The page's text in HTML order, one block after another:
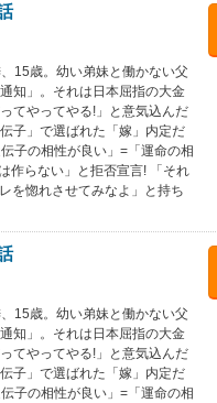
15歳。幼い弟妹と働かない父
知」。それは日本屈指の大金
てやってやる!」と意気込んだ
子」で選ばれた「嫁」内定だ
子の相性が良い」=「運命の相
作らない」と拒否宣言! 「それ
を惚れさせてみなよ」と持ち
15歳。幼い弟妹と働かない父
知」。それは日本屈指の大金
てやってやる!」と意気込んだ
子」で選ばれた「嫁」内定だ
子の相性が良い」=「運命の相